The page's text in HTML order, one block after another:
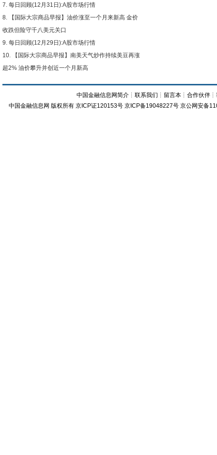
每日回顾(12月31日):A股市场行情
【国际大宗商品早报】油价涨至一个月来新高 金价
收跌但险守千八美元关口
每日回顾(12月29日):A股市场行情
【国际大宗商品早报】南美天气炒作持续美豆再涨
超2% 油价攀升并创近一个月新高
中国金融信息网简介 ┊联系我们 ┊ 留言本 ┊合作伙伴 ┊
中国金融信息网 版权所有 京ICP证120153号 京ICP备19048227号 京公网安备